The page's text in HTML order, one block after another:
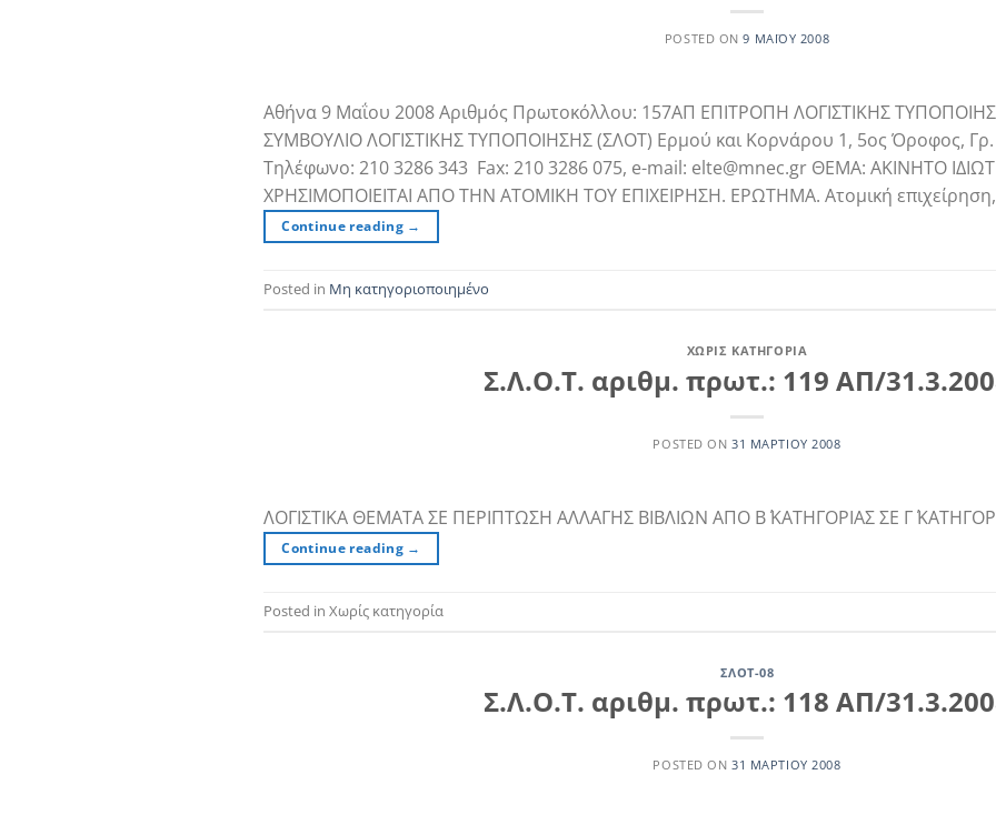
POSTED ON9 ΜΑΪ́ΟΥ 2008
Αθήνα 9 Μαΐου 2008 Αριθμός Πρωτοκόλλου: 157ΑΠ ΕΠΙΤΡΟΠΗ ΛΟΓΙΣΤΙΚΗΣ
ΣΥΜΒΟΥΛΙΟ ΛΟΓΙΣΤΙΚΗΣ ΤΥΠΟΠΟΙΗΣΗΣ (ΣΛΟΤ) Ερμού και Κορνάρου 1, 5ος Όροφος,
Τηλέφωνο: 210 3286 343 Fax: 210 3286 075, e-mail: elte@mnec.gr ΘΕΜΑ: ΑΚΙΝΗΤΟ
ΧΡΗΣΙΜΟΠΟΙΕΙΤΑΙ ΑΠΟ ΤΗΝ ΑΤΟΜΙΚΗ ΤΟΥ ΕΠΙΧΕΙΡΗΣΗ. ΕΡΩΤΗΜΑ. Ατομική
Continue reading →
Posted in Μη κατηγοριοποιημένο
ΧΩΡΊΣ ΚΑΤΗΓΟΡΊΑ
Σ.Λ.Ο.Τ. αριθμ. πρωτ.: 119 ΑΠ/
POSTED ON31 ΜΑΡΤΊΟΥ 2008
ΛΟΓΙΣΤΙΚΑ ΘΕΜΑΤΑ ΣΕ ΠΕΡΙΠΤΩΣΗ ΑΛΛΑΓΗΣ ΒΙΒΛΙΩΝ ΑΠΟ Β΄ ΚΑΤΗΓΟΡΙΑΣ ΣΕ Γ΄
Continue reading →
Posted in Χωρίς κατηγορία
ΣΛΟΤ-08
Σ.Λ.Ο.Τ. αριθμ. πρωτ.: 118 ΑΠ/
POSTED ON31 ΜΑΡΤΊΟΥ 2008